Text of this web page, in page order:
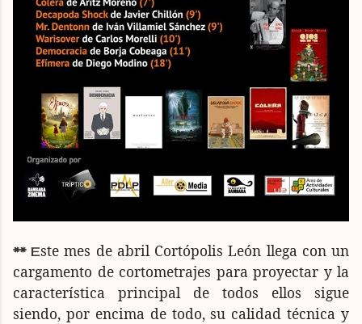
**Este mes de abril Cortópolis León llega con un
cargamento de cortometrajes para proyectar y la
característica principal de todos ellos sigue
siendo, por encima de todo, su calidad técnica y